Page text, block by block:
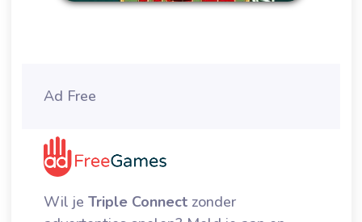
Ad Free
Wil je Triple Connect zonder